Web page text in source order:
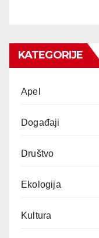
KATEGORIJE
Apel
Događaji
Društvo
Ekologija
Kultura